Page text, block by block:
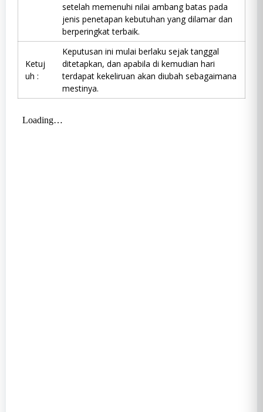
setelah memenuhi nilai ambang batas pada
jenis penetapan kebutuhan yang dilamar dan
berperingkat terbaik.
Ketuj
uh :
Keputusan ini mulai berlaku sejak tanggal
ditetapkan, dan apabila di kemudian hari
terdapat kekeliruan akan diubah sebagaimana
mestinya.